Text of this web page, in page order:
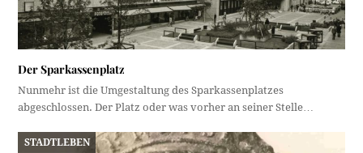
Der Sparkassenplatz
Nunmehr ist die Umgestaltung des Sparkassenplatzes
abgeschlossen. Der Platz oder was vorher an seiner Stelle…
STADTLEBEN